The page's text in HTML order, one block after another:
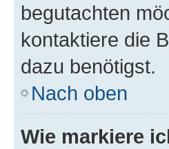
begutachten
kontaktiere die
dazu benötigst.
Nach oben
Wie markiere